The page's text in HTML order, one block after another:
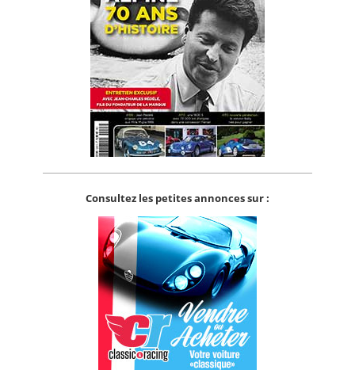
Consultez les petites annonces sur :